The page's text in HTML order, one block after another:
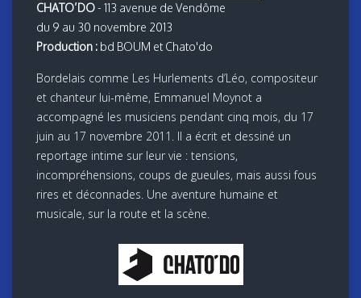
CHATO’DO- 113 avenue de Vendôme
du 9 au 30 novembre 2013
Production : bd BOUM et Chato'do
Bordelais comme Les Hurlements d’Léo, compositeur
et chanteur lui-même, Emmanuel Moynot a
accompagné les musiciens pendant cinq mois, du 17
juin au 17 novembre 2011. Il a écrit et dessiné un
reportage intime sur leur vie : tensions,
incompréhensions, coups de gueules, mais aussi fous
rires et déconnades. Une aventure humaine et
musicale, sur la route et la scène.